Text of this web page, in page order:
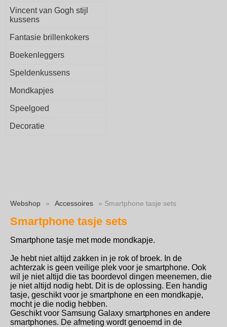
Vincent van Gogh stijl
kussens
Fantasie brillenkokers
Boekenleggers
Speldenkussens
Mondkapjes
Speelgoed
Decoratie
Webshop » Accessoires » Smartphone tasje sets
Smartphone tasje sets
Smartphone tasje met mode mondkapje.
Je hebt niet altijd zakken in je rok of broek. In de
achterzak is geen veilige plek voor je smartphone. Ook
wil je niet altijd die tas boordevol dingen meenemen, die
je niet altijd nodig hebt. Dit is de oplossing. Een handig
tasje, geschikt voor je smartphone en een mondkapje,
mocht je die nodig hebben.
Geschikt voor Samsung Galaxy smartphones en andere
smartphones. De afmeting wordt genoemd in de